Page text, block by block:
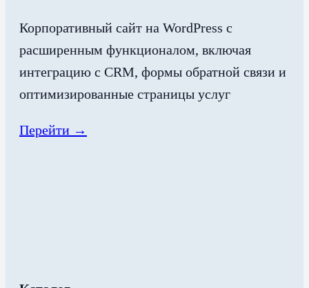
Корпоративный сайт на WordPress с
расширенным функционалом, включая
интеграцию с CRM, формы обратной связи и
оптимизированные страницы услуг
Перейти →